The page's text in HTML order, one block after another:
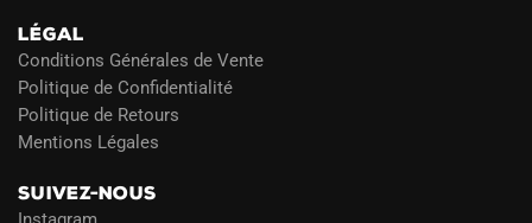
LÉGAL
Conditions Générales de Vente
Politique de Confidentialité
Politique de Retours
Mentions Légales
SUIVEZ-NOUS